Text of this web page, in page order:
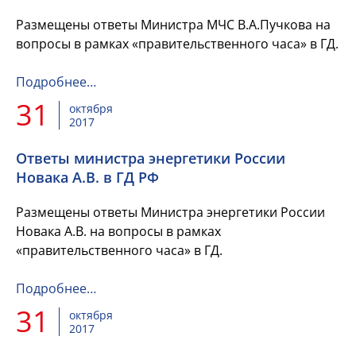
Размещены ответы Министра МЧС В.А.Пучкова на
вопросы в рамках «правительственного часа» в ГД.
Подробнее…
31
октября
2017
Ответы министра энергетики России
Новака А.В. в ГД РФ
Размещены ответы Министра энергетики России
Новака А.В. на вопросы в рамках
«правительственного часа» в ГД.
Подробнее…
31
октября
2017